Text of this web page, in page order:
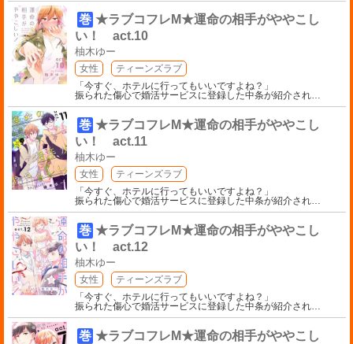
巻 ★ラブコフレM★運命の相手がややこし
い！ act.10
柚木ゆー
女性
ティーンズラブ
「今すぐ、ホテルに行ってもいいですよね？」
振られた傷心で婚活サービスに登録した中条が紹介され…
巻 ★ラブコフレM★運命の相手がややこし
い！ act.11
柚木ゆー
女性
ティーンズラブ
「今すぐ、ホテルに行ってもいいですよね？」
振られた傷心で婚活サービスに登録した中条が紹介され…
巻 ★ラブコフレM★運命の相手がややこし
い！ act.12
柚木ゆー
女性
ティーンズラブ
「今すぐ、ホテルに行ってもいいですよね？」
振られた傷心で婚活サービスに登録した中条が紹介され…
巻 ★ラブコフレM★運命の相手がややこし